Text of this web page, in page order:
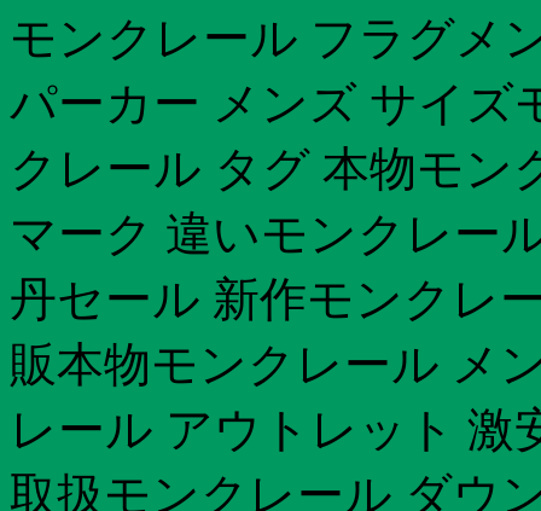
モンクレール フラグメ
パーカー メンズ サイズ
クレール タグ 本物モン
マーク 違いモンクレー
丹セール 新作モンクレ
販本物モンクレール メ
レール アウトレット 激
取扱モンクレール ダウ